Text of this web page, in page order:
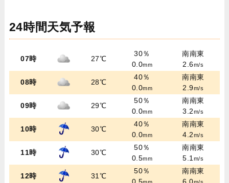
24時間天気予報
07時 27℃
30％
0.0mm
南南東
2.6m/s
08時 28℃
40％
0.0mm
南南東
2.9m/s
09時 29℃
50％
0.0mm
南南東
3.2m/s
10時 30℃
40％
0.0mm
南南東
4.2m/s
11時 30℃
50％
0.5mm
南南東
5.1m/s
12時 31℃
50％
南南東